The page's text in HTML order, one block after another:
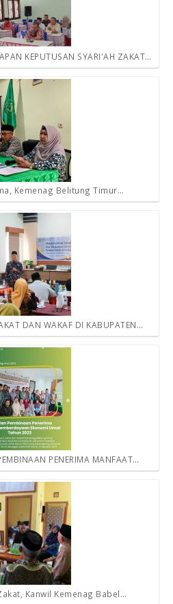
KEPUTUSAN SYARI'AH ZAKAT…
Kemenag Belitung Timur…
DAN WAKAF DI KABUPATEN…
PENERIMA MANFAAT…
Kanwil Kemenag Babel…